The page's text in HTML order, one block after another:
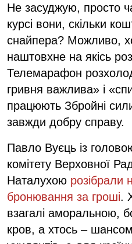
Не засуджую, просто
курсі вони, скільки
снайпера? Можливо,
наштовхне на якісь
Телемарафон
гривня важлива» і
працюють Збройні
завжди добру справу.
Павло Вуєць із
комітету Верховної
Наталухою розібрали
бронювання за гроші.
взагалі аморальною,
кров, а хтось –